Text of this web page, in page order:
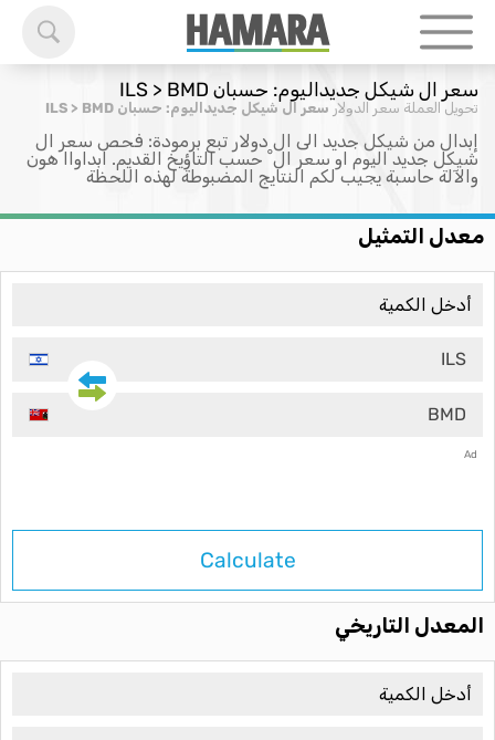
سعر ال شيكل جديداليوم: حسبان ILS > BMD
تحويل العملة سعر الدولار سعر ال شيكل جديداليوم: حسبان ILS > BMD
إبدال من شيكل جديد الى ال دولار تبع برمودة: فحص سعر ال
شيكل جديد اليوم او سعر ال ْ حسب التاؤيخ القديم. ابداواا هون
والآلة حاسبة يجيب لكم النتايج المضبوطة لهذه اللحظة
معدل التمثيل
ILS
BMD
Ad
Calculate
المعدل التاريخي